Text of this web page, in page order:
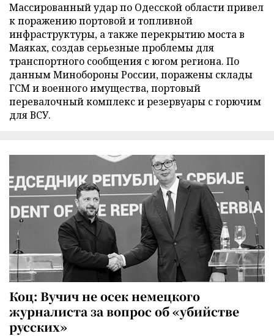
Массированный удар по Одесской области привел
к поражению портовой и топливной
инфраструктуры, а также перекрытию моста в
Маяках, создав серьезные проблемы для
транспортного сообщения с югом региона. По
данным Минобороны России, поражены склады
ГСМ и военного имущества, портовый
перевалочный комплекс и резервуары с горючим
для ВСУ.
Коц: Вучич не осек немецкого
журналиста за вопрос об «убийстве
русских»